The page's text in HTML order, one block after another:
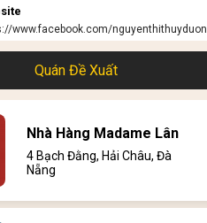
www.facebook.com/
Quán Đề Xuất
Nhà Hàng Madame Lân
4 Bạch Đằng, Hải Châu, Đà
Nẵng